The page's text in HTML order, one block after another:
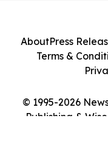
© 1995-2026
Publishing &
AboutPress
Terms &